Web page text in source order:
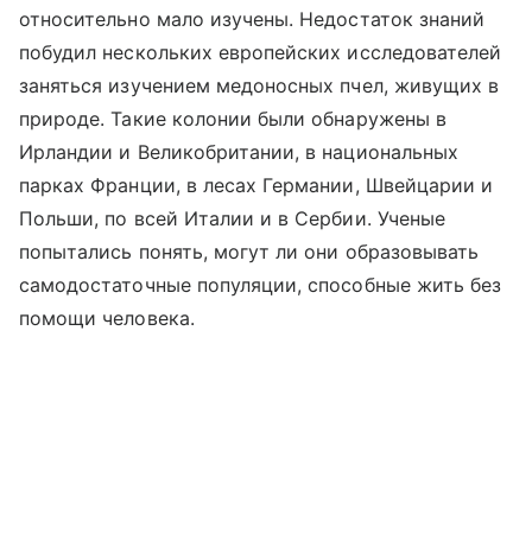
относительно мало изучены. Недостаток знаний
побудил нескольких европейских исследователей
заняться изучением медоносных пчел, живущих в
природе. Такие колонии были обнаружены в
Ирландии и Великобритании, в национальных
парках Франции, в лесах Германии, Швейцарии и
Польши, по всей Италии и в Сербии. Ученые
попытались понять, могут ли они образовывать
самодостаточные популяции, способные жить без
помощи человека.